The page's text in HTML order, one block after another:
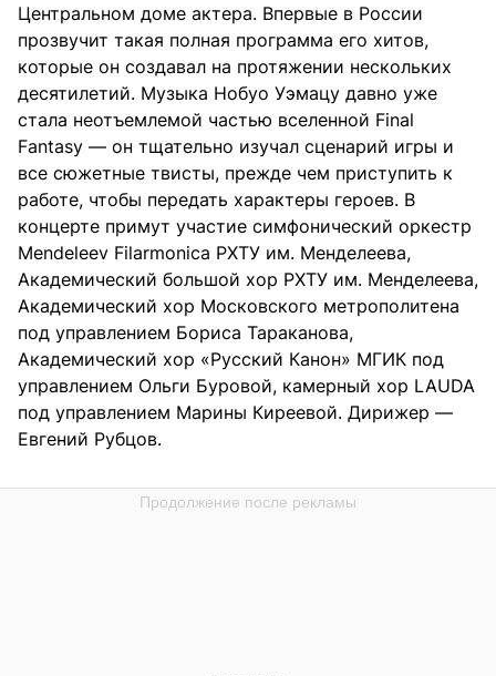
Центральном доме актера. Впервые в России
прозвучит такая полная программа его хитов,
которые он создавал на протяжении нескольких
десятилетий. Музыка Нобуо Уэмацу давно уже
стала неотъемлемой частью вселенной Final
Fantasy — он тщательно изучал сценарий игры и
все сюжетные твисты, прежде чем приступить к
работе, чтобы передать характеры героев. В
концерте примут участие симфонический оркестр
Mendeleev Filarmonica РХТУ им. Менделеева,
Академический большой хор РХТУ им. Менделеева,
Академический хор Московского метрополитена
под управлением Бориса Тараканова,
Академический хор «Русский Канон» МГИК под
управлением Ольги Буровой, камерный хор LAUDA
под управлением Марины Киреевой. Дирижер —
Евгений Рубцов.